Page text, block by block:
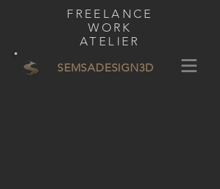
FREELANCE
WORK
ATELIER
SEMSADESIGN3D